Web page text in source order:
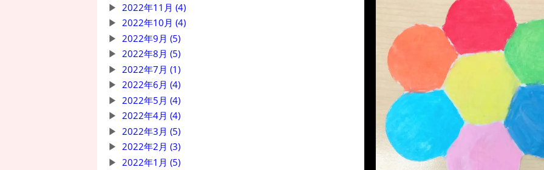
2022年11月 (4)
2022年10月 (4)
2022年9月 (5)
2022年8月 (5)
2022年7月 (1)
2022年6月 (4)
2022年5月 (4)
2022年4月 (4)
2022年3月 (5)
2022年2月 (3)
2022年1月 (5)